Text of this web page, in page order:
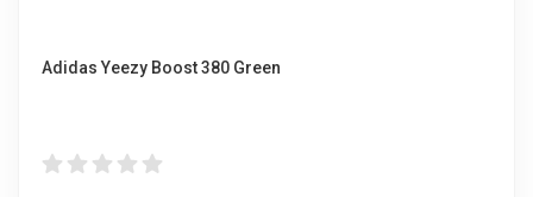
Adidas Yeezy Boost 380 Green